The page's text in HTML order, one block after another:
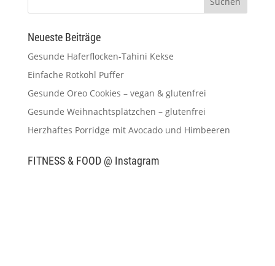
Neueste Beiträge
Gesunde Haferflocken-Tahini Kekse
Einfache Rotkohl Puffer
Gesunde Oreo Cookies – vegan & glutenfrei
Gesunde Weihnachtsplätzchen – glutenfrei
Herzhaftes Porridge mit Avocado und Himbeeren
FITNESS & FOOD @ Instagram